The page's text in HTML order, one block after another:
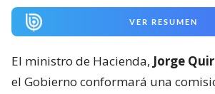
VER RESUMEN
El ministro de Hacienda, Jorge
el Gobierno conformará una